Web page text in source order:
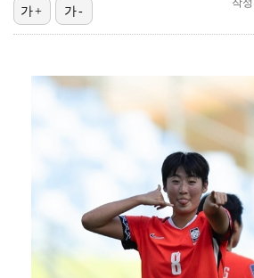
작
가+ 가-